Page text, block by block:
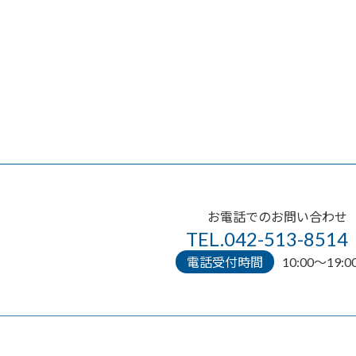
お電話でのお問い合わせ
TEL.042-513-8514
電話受付時間 10:00〜